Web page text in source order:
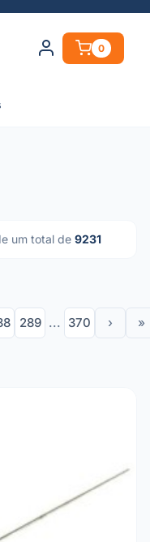
0
um total de 9231
289 ... 370 › »